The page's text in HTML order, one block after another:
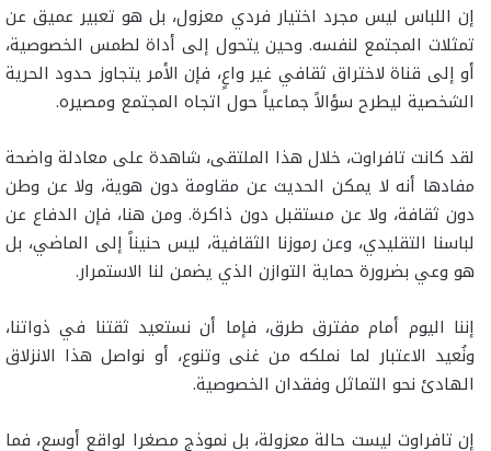
إن اللباس ليس مجرد اختيار فردي معزول، بل هو تعبير عميق عن
تمثلات المجتمع لنفسه. وحين يتحول إلى أداة لطمس الخصوصية،
أو إلى قناة لاختراق ثقافي غير واعٍ، فإن الأمر يتجاوز حدود الحرية
الشخصية ليطرح سؤالاً جماعياً حول اتجاه المجتمع ومصيره.
لقد كانت تافراوت، خلال هذا الملتقى، شاهدة على معادلة واضحة
مفادها أنه لا يمكن الحديث عن مقاومة دون هوية، ولا عن وطن
دون ثقافة، ولا عن مستقبل دون ذاكرة. ومن هنا، فإن الدفاع عن
لباسنا التقليدي، وعن رموزنا الثقافية، ليس حنيناً إلى الماضي، بل
هو وعي بضرورة حماية التوازن الذي يضمن لنا الاستمرار.
إننا اليوم أمام مفترق طرق، فإما أن نستعيد ثقتنا في ذواتنا،
ونُعيد الاعتبار لما نملكه من غنى وتنوع، أو نواصل هذا الانزلاق
الهادئ نحو التماثل وفقدان الخصوصية.
إن تافراوت ليست حالة معزولة، بل نموذج مصغرا لواقع أوسع، فما